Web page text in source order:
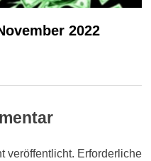
2022
veröffentlicht. Erforderliche